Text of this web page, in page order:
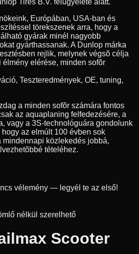
Tires B.V. felügyelete alatt.
Európában, USA-ban és
törekszenek arra, hogy a
gyárak minél nagyobb
gyárthassanak. A Dunlop márka
rejlik, melynek végsõ célja
elérése, minden sofõr
Teszteredmények, OE, tuning,
a minden sofõr számára fontos
az aquaplaning felfedezésére, a
vagy a 3S-technológuára gondolunk
az elmúlt 100 évben sok
mindennapi közlekedés jobbá,
tételéhez.
vélemény — legyél te az első!
nélkül szerelhető
Scooter